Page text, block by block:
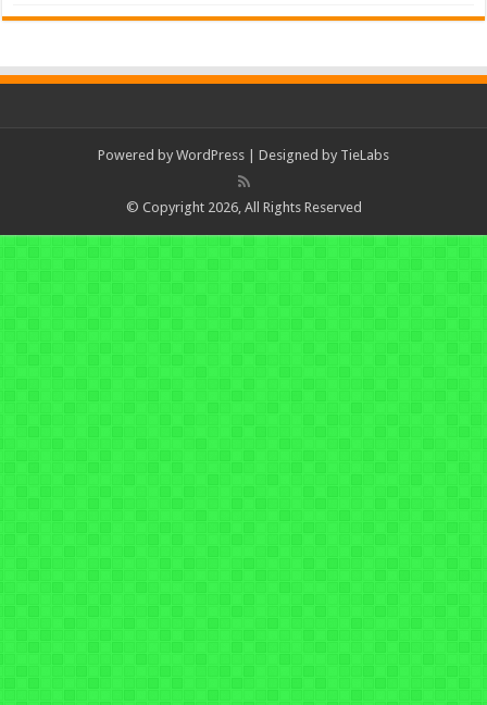
Powered by WordPress | Designed by TieLabs
© Copyright 2026, All Rights Reserved